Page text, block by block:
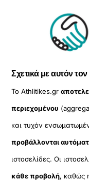
Σχετικά με αυτόν
Το Athlitikes.gr
περιεχομένου
και τυχόν
προβάλλονται
ιστοσελίδες. Οι
κάθε προβολή, καθώς